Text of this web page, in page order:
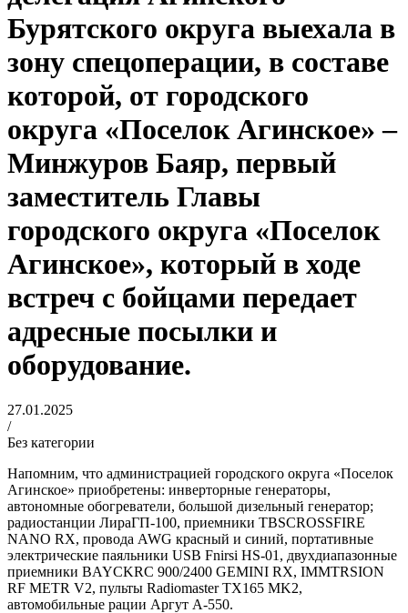
Бурятского округа выехала в
зону спецоперации, в составе
которой, от городского
округа «Поселок Агинское» –
Минжуров Баяр, первый
заместитель Главы
городского округа «Поселок
Агинское», который в ходе
встреч с бойцами передает
адресные посылки и
оборудование.
27.01.2025
/
Без категории
Напомним, что администрацией городского округа «Поселок
Агинское» приобретены: инверторные генераторы,
автономные обогреватели, большой дизельный генератор;
радиостанции ЛираГП-100, приемники TBSCROSSFIRE
NANO RX, провода AWG красный и синий, портативные
электрические паяльники USB Fnirsi HS-01, двухдиапазонные
приемники BAYCKRC 900/2400 GEMINI RX, IMMTRSION
RF METR V2, пульты Radiomaster TX165 MK2,
автомобильные рации Аргут А-550.